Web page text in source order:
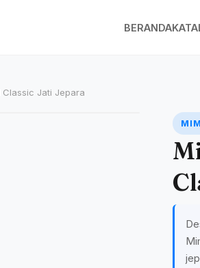
BERANDA
Classic Jati Jepara